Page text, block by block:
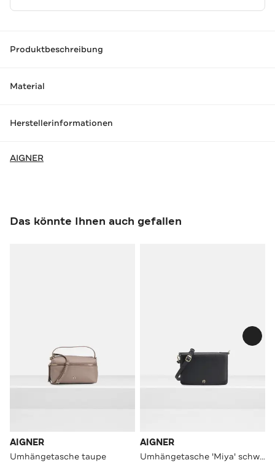
Produktbeschreibung
Material
Herstellerinformationen
AIGNER
Das könnte Ihnen auch gefallen
AIGNER
Umhängetasche taupe
AIGNER
Umhängetasche 'Miya' schwarz